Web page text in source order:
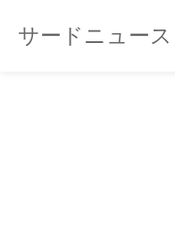
サードニュース